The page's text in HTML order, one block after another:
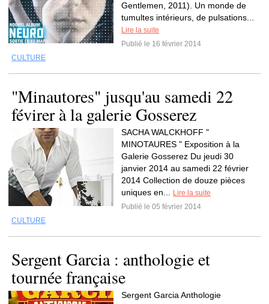
Gentlemen, 2011). Un monde de
tumultes intérieurs, de pulsations...
Lire la suite
Publié le 16 février 2014
CULTURE
"Minautores" jusqu'au samedi 22
févirer à la galerie Gosserez
SACHA WALCKHOFF "
MINOTAURES " Exposition à la
Galerie Gosserez Du jeudi 30
janvier 2014 au samedi 22 février
2014 Collection de douze pièces
uniques en...
Lire la suite
Publié le 05 février 2014
CULTURE
Sergent Garcia : anthologie et
tournée française
Sergent Garcia Anthologie